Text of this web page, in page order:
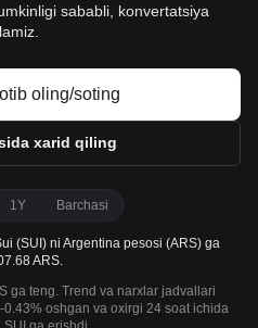
sababli, konvertatsiya
oling/soting
xarid qiling
1Y Barchasi
(SUI) ni Argentina pesosi (ARS) ga
ARS.
ga teng. Trend va narxlar jadvallari
0.43% oshgan va oxirgi 24 soat ichida